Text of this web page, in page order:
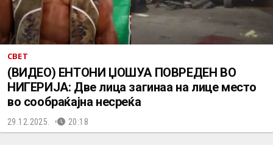
СВЕТ
(ВИДЕО) ЕНТОНИ ЏОШУА ПОВРЕДЕН ВО
НИГЕРИЈА: Две лица загинаа на лице место
во сообраќајна несреќа
29.12.2025. 20:18